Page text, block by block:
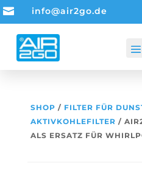
 info@air2go.de
SHOP / FILTER FÜR
AKTIVKOHLEFILTER /
ALS ERSATZ FÜR